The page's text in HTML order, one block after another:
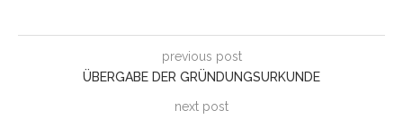
previous post
ÜBERGABE DER GRÜNDUNGSURKUNDE
next post